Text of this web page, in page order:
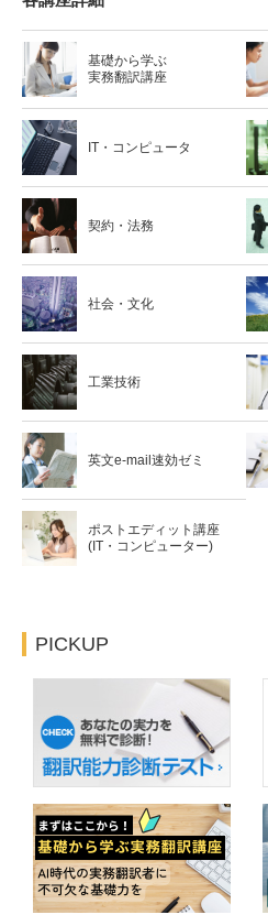
基礎から学ぶ
実務翻訳講座
IT・コンピュータ
契約・法務
社会・文化
工業技術
英文e-mail速効ゼミ
ポストエディット講座
(IT・コンピューター)
PICKUP